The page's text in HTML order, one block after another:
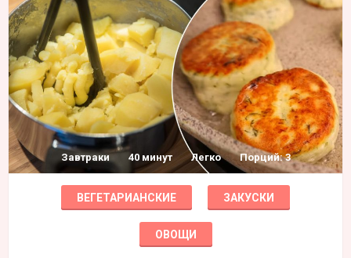
Завтраки 40 минут Легко Порций: 3
ВЕГЕТАРИАНСКИЕ ЗАКУСКИ
ОВОЩИ